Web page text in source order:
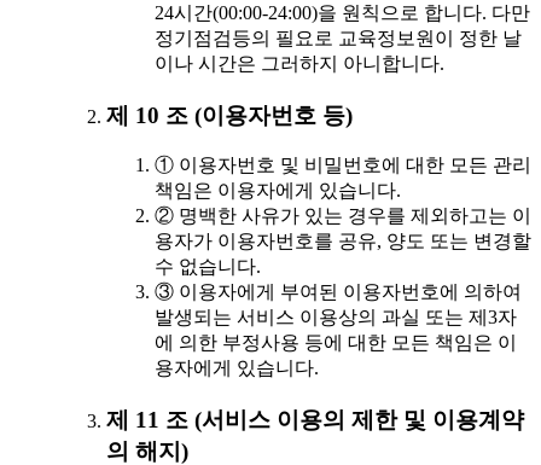
24시간(00:00-24:00)을 원칙으로 합니다. 다만
정기점검등의 필요로 교육정보원이 정한 날
이나 시간은 그러하지 아니합니다.
제 10 조 (이용자번호 등)
① 이용자번호 및 비밀번호에 대한 모든 관리
책임은 이용자에게 있습니다.
② 명백한 사유가 있는 경우를 제외하고는 이
용자가 이용자번호를 공유, 양도 또는 변경할
수 없습니다.
③ 이용자에게 부여된 이용자번호에 의하여
발생되는 서비스 이용상의 과실 또는 제3자
에 의한 부정사용 등에 대한 모든 책임은 이
용자에게 있습니다.
제 11 조 (서비스 이용의 제한 및 이용계약
의 해지)